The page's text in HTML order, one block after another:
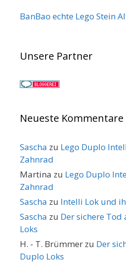
BanBao echte Lego Stein
Unsere Partner
Neueste Kommentare
Sascha zu Lego Duplo
Zahnrad
Martina zu Lego Duplo
Zahnrad
Sascha zu Intelli Lok und
Sascha zu Der sichere
Loks
H. - T. Brümmer zu Der
Duplo Loks